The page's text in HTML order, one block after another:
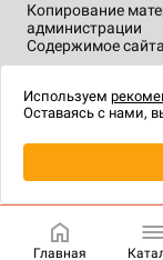
Копирование
администрации
Содержимое
технологии.
Главная
Используем
Оставаясь с нами,